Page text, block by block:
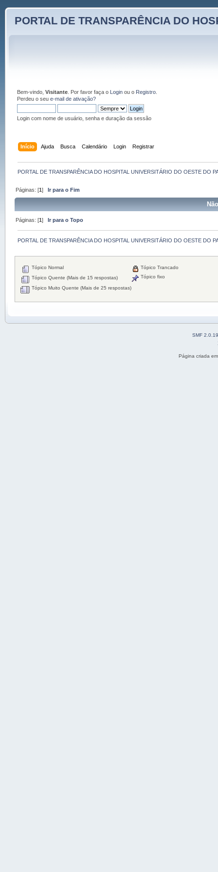
PORTAL DE TRANSPARÊNCIA DO
Bem-vindo, Visitante. Por favor faça o Loginou o Registro.
Perdeu o seu e-mail de ativação?
Login com nome de usuário, senha e duração da sessão
Início Ajuda Busca Calendário Login Registrar
PORTAL DE TRANSPARÊNCIA DO HOSPITAL UNIVERSITÁRIO DO OESTE DO
Páginas: [1]Ir para o Fim
Páginas: [1]Ir para o Topo
PORTAL DE TRANSPARÊNCIA DO HOSPITAL UNIVERSITÁRIO DO OESTE DO
Tópico Normal
Tópico Quente (Mais de 15 respostas)
Tópico Muito Quente (Mais de 25 respostas)
Tópico Trancado
Tópico fixo
SMF 2.0.19
Página criada